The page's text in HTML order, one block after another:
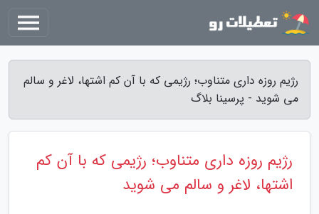
رژیم روزه داری متناوب؛ رژیمی که با آن کم اشتها، لاغر و سالم
می شوید - پرسینا بلاگ
رژیم روزه داری متناوب؛ رژیمی که با آن کم
اشتها، لاغر و سالم می شوید